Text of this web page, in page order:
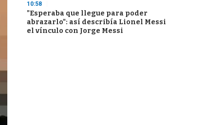
10:58
"Esperaba que llegue para poder
abrazarlo": así describía Lionel Messi
el vínculo con Jorge Messi